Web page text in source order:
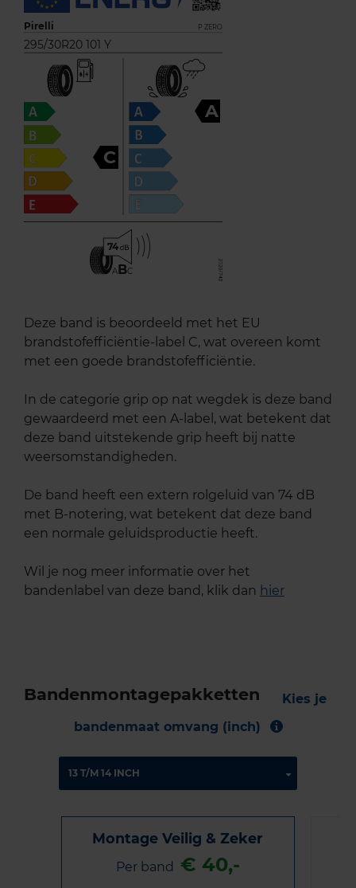
Pirelli P ZERO
295/30R20 101 Y
C
A
74
ABC
Deze band is beoordeeld met het EU
brandstofefficiëntie-label C, wat overeen komt
met een goede brandstofefficiëntie.
In de categorie grip op nat wegdek is deze band
gewaardeerd met een A-label, wat betekent dat
deze band uitstekende grip heeft bij natte
weersomstandigheden.
De band heeft een extern rolgeluid van 74 dB
met B-notering, wat betekent dat deze band
een normale geluidsproductie heeft.
Wil je nog meer informatie over het
bandenlabel van deze band, klik dan hier
Bandenmontagepakketten
Kies je
bandenmaat omvang (inch)
Montage Veilig & Zeker
Per band € 40,-